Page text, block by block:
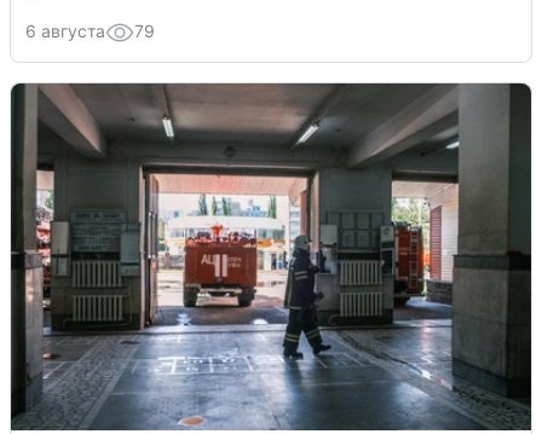
6 августа 79